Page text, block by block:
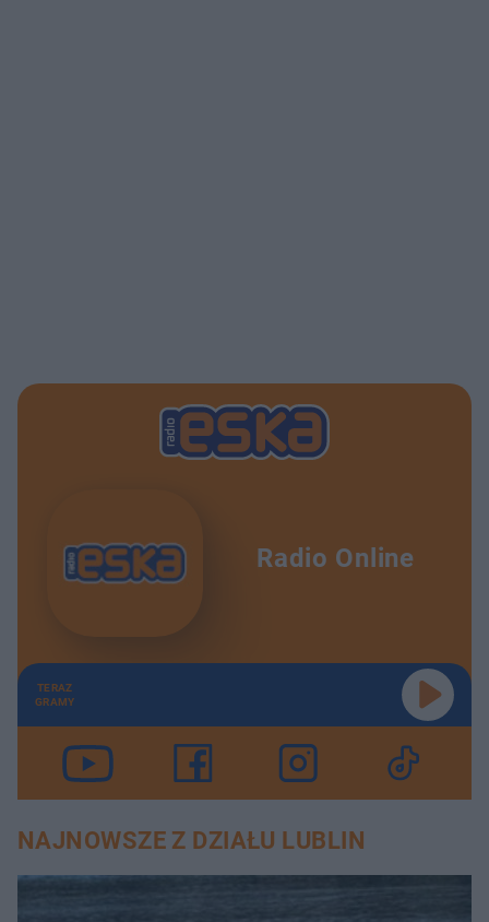
Radio Online
TERAZ
GRAMY
NAJNOWSZE Z DZIAŁU LUBLIN